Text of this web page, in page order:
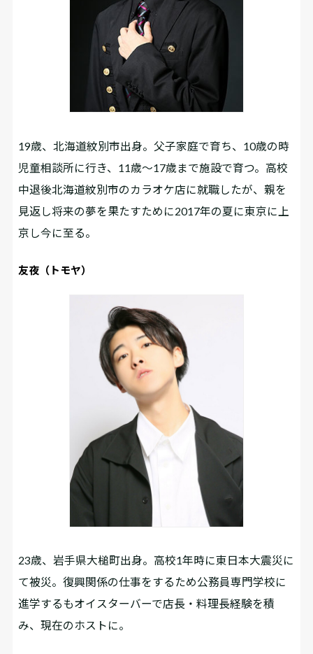
19歳、北海道紋別市出身。父子家庭で育ち、10歳の時
児童相談所に行き、11歳～17歳まで施設で育つ。高校
中退後北海道紋別市のカラオケ店に就職したが、親を
見返し将来の夢を果たすために2017年の夏に東京に上
京し今に至る。
友夜（トモヤ）
23歳、岩手県大槌町出身。高校1年時に東日本大震災に
て被災。復興関係の仕事をするため公務員専門学校に
進学するもオイスターバーで店長・料理長経験を積
み、現在のホストに。